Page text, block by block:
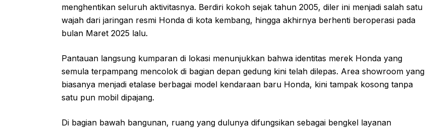
menghentikan seluruh aktivitasnya. Berdiri kokoh sejak tahun 2005, diler ini menjadi salah satu
wajah dari jaringan resmi Honda di kota kembang, hingga akhirnya berhenti beroperasi pada
bulan Maret 2025 lalu.
Pantauan langsung kumparan di lokasi menunjukkan bahwa identitas merek Honda yang
semula terpampang mencolok di bagian depan gedung kini telah dilepas. Area showroom yang
biasanya menjadi etalase berbagai model kendaraan baru Honda, kini tampak kosong tanpa
satu pun mobil dipajang.
Di bagian bawah bangunan, ruang yang dulunya difungsikan sebagai bengkel layanan